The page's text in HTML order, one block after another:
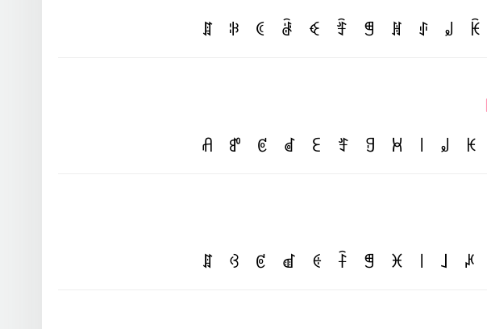
ꁲ ꋰ ꀯ ꂠ ꈼ ꄞ ꁅ ꍩ ꂑ ꒻ ꀗ
ꋬ ꍗ ꏳ ꂟ ꏂ ꄟ ꍌ ꃬ ꒐ ꒻ ꀘ
ꁲ ꃳ ꏳ ꀷ ꑀ ꊯ ꁅ ꁝ ꒐ ꒑ ꈵ